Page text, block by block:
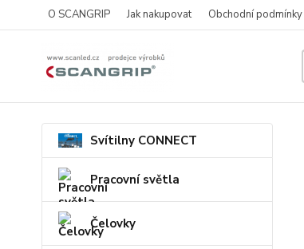
O SCANGRIP Jak nakupovat Obchodní podmínky
Svítilny CONNECT
Pracovní světla
Čelovky